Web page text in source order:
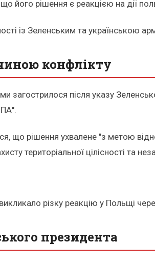
його рішення є реакцією на дії
із Зеленським та українською
конфлікту
загострилося після указу
що рішення ухвалене "з метою
територіальної цілісності та
різку реакцію у Польщі
президента